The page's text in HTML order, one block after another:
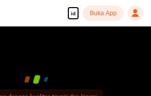
id Buka App